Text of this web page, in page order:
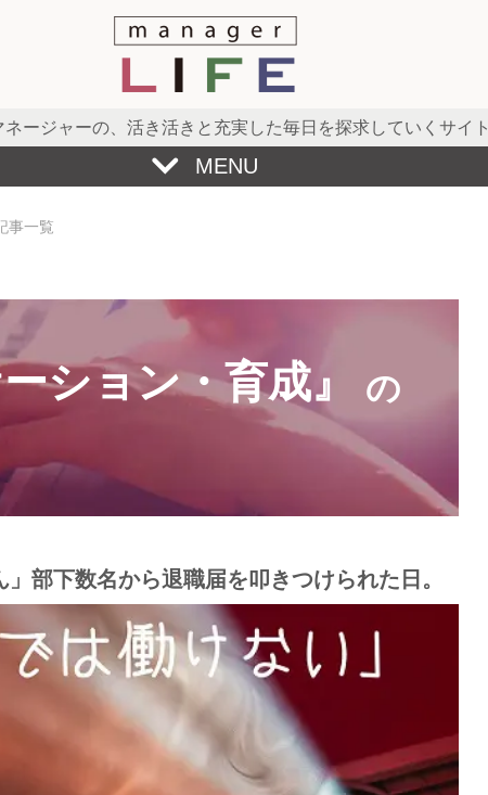
ージャーの、 活き活きと充実した毎日を探求していくサイト
MENU
事一覧
ション・育成』
の
部下数名から退職届を叩きつけられた日。